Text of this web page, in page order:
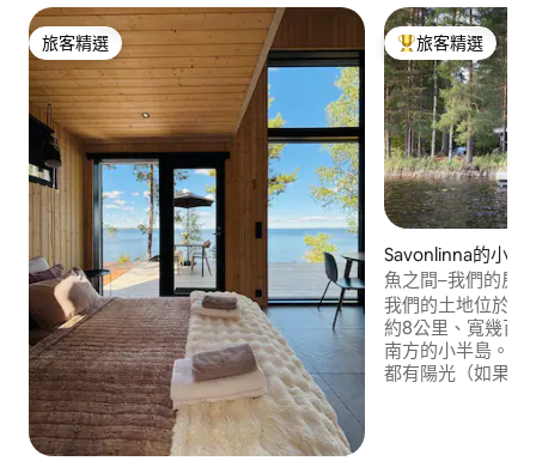
旅客精選
旅客精選 旅客精選榜首
旅客精選
Savonlinna的小木
魚之間–我們的房
我們的土地位於
約8公里、寬幾百
南方的小半島。這
都有陽光（如果它